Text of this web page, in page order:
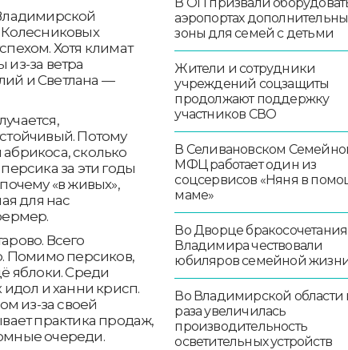
Хотя климат
из-за ветра
и Светлана —
Потому
сколько
за эти годы
«в живых»,
для нас
Всего
Помимо персиков,
яблоки. Среди
идол и ханни крисп.
из-за своей
практика продаж,
очереди.
аэропортах
зоны для семей с детьми
Жители и сотрудники
учреждений соцзащиты
продолжают поддержку
участников СВО
В Селивановском
МФЦ работает один из
соцсервисов «Няня в
маме»
Во Дворце бракосочетания
Владимира чествовали
юбиляров семейной
Во Владимирской области
раза увеличилась
производительность
осветительных устройств